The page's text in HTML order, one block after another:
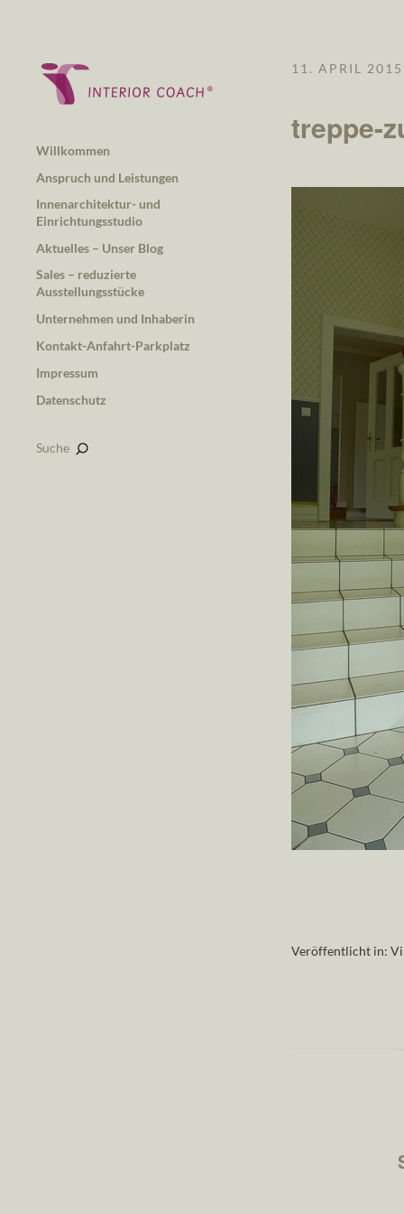
Willkommen
Anspruch und Leistungen
Innenarchitektur- und
Einrichtungsstudio
Aktuelles – Unser Blog
Sales – reduzierte
Ausstellungsstücke
Unternehmen und Inhaberin
Kontakt-Anfahrt-Parkplatz
Impressum
Datenschutz
Suche
11. APRIL 2015
treppe-
Veröffentlicht in: